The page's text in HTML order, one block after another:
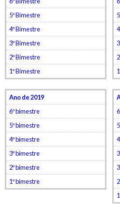
5º Bimestre
4º Bimestre
3º Bimestre
2º Bimestre
1º Bimestre
Ano de 2019
6º bimestre
5º bimestre
4º bimestre
3º bimestre
2º bimestre
1º bimestre